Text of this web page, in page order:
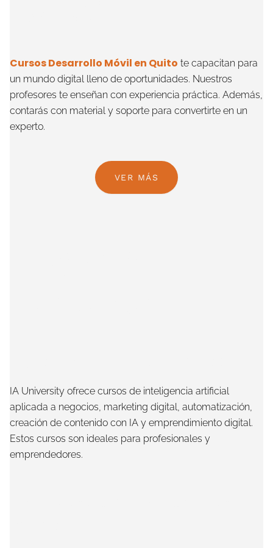
Cursos Desarrollo Móvil en Quito te capacitan para
un mundo digital lleno de oportunidades. Nuestros
profesores te enseñan con experiencia práctica. Además,
contarás con material y soporte para convertirte en un
experto.
VER MÁS
IA University ofrece cursos de inteligencia artificial
aplicada a negocios, marketing digital, automatización,
creación de contenido con IA y emprendimiento digital.
Estos cursos son ideales para profesionales y
emprendedores.